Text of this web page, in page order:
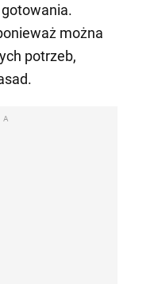
można
potrzeb,